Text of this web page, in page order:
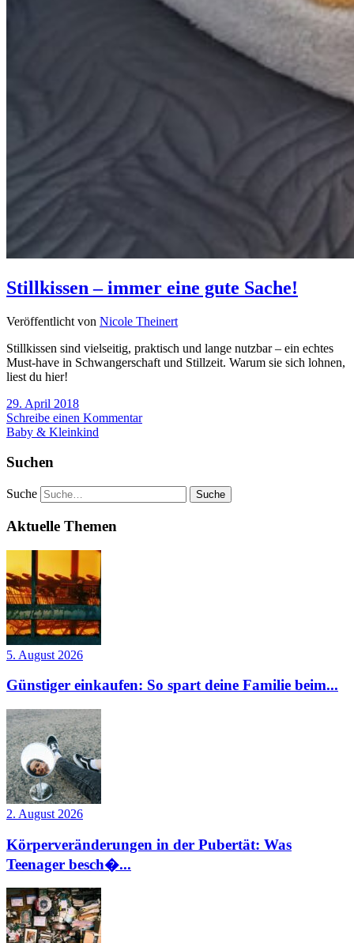
Stillkissen – immer eine gute Sache!
Veröffentlicht von Nicole Theinert
Stillkissen sind vielseitig, praktisch und lange nutzbar – ein echtes
Must-have in Schwangerschaft und Stillzeit. Warum sie sich lohnen,
liest du hier!
29. April 2018
Schreibe einen Kommentar
Baby & Kleinkind
Suchen
Suche
Aktuelle Themen
5. August 2026
Günstiger einkaufen: So spart deine Familie beim...
2. August 2026
Körperveränderungen in der Pubertät: Was
Teenager besch�...